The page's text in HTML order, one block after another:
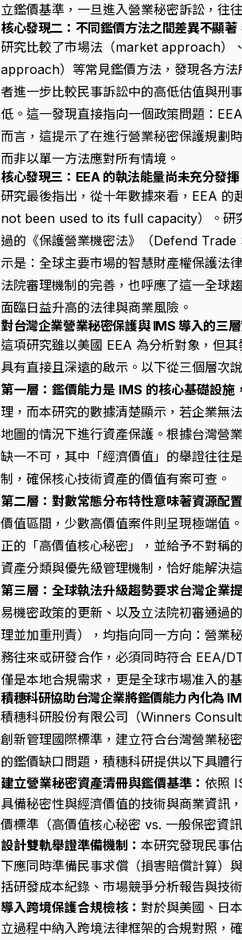
立鑑價基準，一旦進入營業秘密訴訟 ，往
核心發現二：不同鑑價方法之間差異不顯
研究比較了市場法（market approach）
approach）等常見鑑價方法，發現各方
者進一步比較民事訴訟中的高低估值與
低。這一發現直接指向一個政策問題：
而言，這提示了在進行營業秘密保護規劃
而非以單一方法應對所有情境。
核心發現三：EEA 的執法能量尚未充分發
研究最後指出，從十年數據來看，EEA
not been used to its full capacity）。研
過的《保護營業機密法》（Defend
示是：全球主要市場的智慧財產權保護法
法院審理機制的完善，也呼應了這一全球
面臨日益升高的法律與商業風險。
對台灣企業營業秘密保護與 IMS 導入的三
這項研究雖以美國 EEA 為分析對象，但
具有直接且深遠的啟示。以下從三個層次
第一層：鑑價能力是 IMS 的核心基礎設施
理，而本研究的數據清楚顯示，若企業無
地圖的情況下進行資產保護。根據台灣營
缺一不可，其中「經濟價值」的舉證往往
制，確保核心技術資產的價值有案可查。
第二層：對數常態分布特性意味著資源配
價值區間，少數高價值案件則呈現極端值
正的「高價值核心秘密」，並給予不對稱
資產分類與優先級管理機制，恰好能解決
第三層：全球執法升級趨勢要求台灣企業
易機密政策的更新、以及立法院初審通過
理並加重刑責），均指向同一方向： 營業
務往來或研發合作，必須同時符合 EEA/
僅是本地合規需求，更是全球市場准入的
積穗科研協助台灣企業將鑑價能力內化為
積穗科研股份有限公司（Winners
創新管理國際標準，建立符合台灣營業秘
的鑑價缺口問題，積穗科研提供以下具體
建立營業秘密資產清冊與鑑價基準： 依照
具備秘密性與經濟價值的技術與商業資訊
價標準（高價值核心秘密 vs. 一般保密資
設計雙軌舉證準備機制： 本研究發現民事
下應同時準備民事求償（損害賠償計算）
括研發成本紀錄、市場競爭分析報告與技
導入跨境保護合規檢核： 對於與美國、日
立過程中納入跨境法律框架的合規對照，